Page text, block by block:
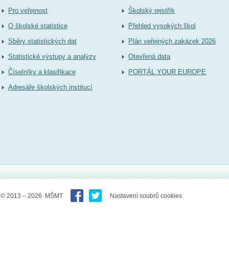
Pro veřejnost
O školské statistice
Sběry statistických dat
Statistické výstupy a analýzy
Číselníky a klasifikace
Adresáře školských institucí
Školský rejstřík
Přehled vysokých škol
Plán veřejných zakázek 2026
Otevřená data
PORTÁL YOUR EUROPE
© 2013 – 2026 MŠMT Nastavení soubrů cookies